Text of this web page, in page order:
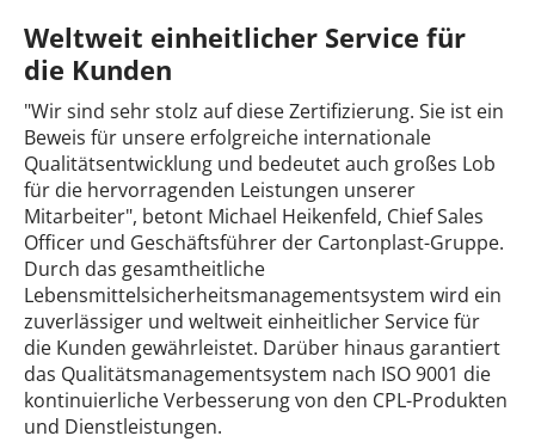
Weltweit einheitlicher Service für
die Kunden
"Wir sind sehr stolz auf diese Zertifizierung. Sie ist ein
Beweis für unsere erfolgreiche internationale
Qualitätsentwicklung und bedeutet auch großes Lob
für die hervorragenden Leistungen unserer
Mitarbeiter", betont Michael Heikenfeld, Chief Sales
Officer und Geschäftsführer der Cartonplast-Gruppe.
Durch das gesamtheitliche
Lebensmittelsicherheitsmanagementsystem wird ein
zuverlässiger und weltweit einheitlicher Service für
die Kunden gewährleistet. Darüber hinaus garantiert
das Qualitätsmanagementsystem nach ISO 9001 die
kontinuierliche Verbesserung von den CPL-Produkten
und Dienstleistungen.